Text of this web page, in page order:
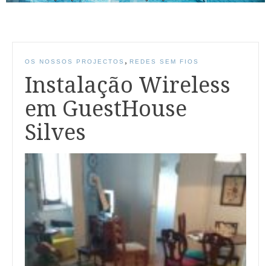
OS NOSSOS PROJECTOS , REDES SEM FIOS
Instalação Wireless
em GuestHouse
Silves